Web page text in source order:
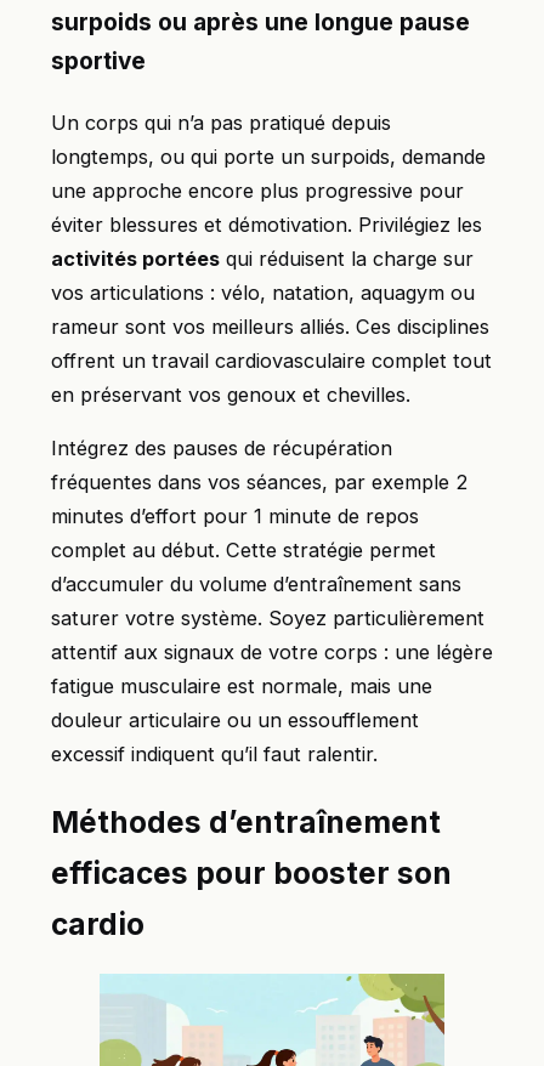
surpoids ou après une longue pause
sportive
Un corps qui n’a pas pratiqué depuis
longtemps, ou qui porte un surpoids, demande
une approche encore plus progressive pour
éviter blessures et démotivation. Privilégiez les
activités portées qui réduisent la charge sur
vos articulations : vélo, natation, aquagym ou
rameur sont vos meilleurs alliés. Ces disciplines
offrent un travail cardiovasculaire complet tout
en préservant vos genoux et chevilles.
Intégrez des pauses de récupération
fréquentes dans vos séances, par exemple 2
minutes d’effort pour 1 minute de repos
complet au début. Cette stratégie permet
d’accumuler du volume d’entraînement sans
saturer votre système. Soyez particulièrement
attentif aux signaux de votre corps : une légère
fatigue musculaire est normale, mais une
douleur articulaire ou un essoufflement
excessif indiquent qu’il faut ralentir.
Méthodes d’entraînement
efficaces pour booster son
cardio